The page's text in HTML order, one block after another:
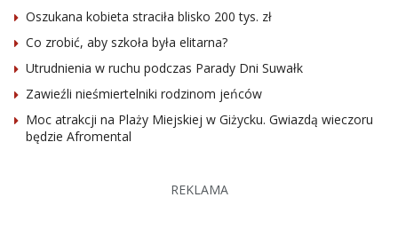
Oszukana kobieta straciła blisko 200 tys. zł
Co zrobić, aby szkoła była elitarna?
Utrudnienia w ruchu podczas Parady Dni Suwałk
Zawieźli nieśmiertelniki rodzinom jeńców
Moc atrakcji na Plaży Miejskiej w Giżycku. Gwiazdą wieczoru
będzie Afromental
REKLAMA